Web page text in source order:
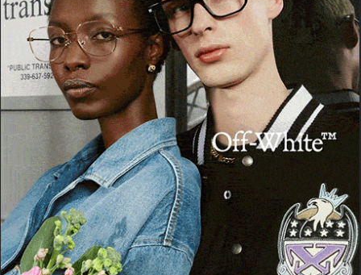
Cerca
Cerca
Facebook
Threads
Instagram
X YouTube